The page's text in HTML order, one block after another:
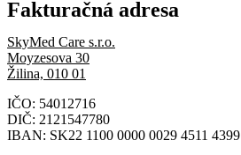
Fakturačná adresa
SkyMed Care s.r.o.
Moyzesova 30
Žilina, 010 01
IČO: 54012716
DIČ: 2121547780
IBAN: SK22 1100 0000 0029 4511 4399